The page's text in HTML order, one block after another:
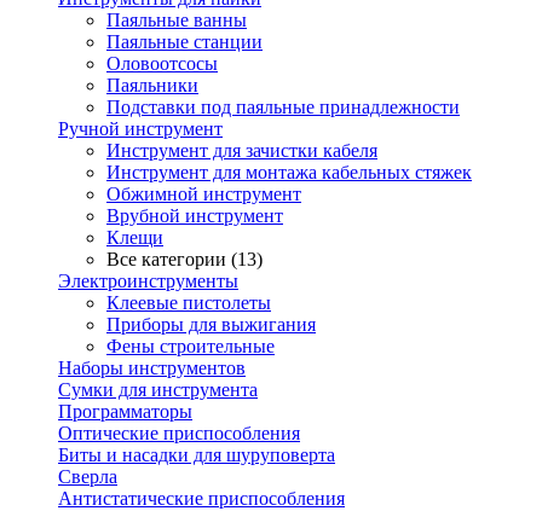
Паяльные ванны
Паяльные станции
Оловоотсосы
Паяльники
Подставки под паяльные принадлежности
Ручной инструмент
Инструмент для зачистки кабеля
Инструмент для монтажа кабельных стяжек
Обжимной инструмент
Врубной инструмент
Клещи
Все категории (13)
Электроинструменты
Клеевые пистолеты
Приборы для выжигания
Фены строительные
Наборы инструментов
Сумки для инструмента
Программаторы
Оптические приспособления
Биты и насадки для шуруповерта
Сверла
Антистатические приспособления